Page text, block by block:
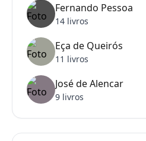
Fernando Pessoa
14 livros
Eça de Queirós
11 livros
José de Alencar
9 livros